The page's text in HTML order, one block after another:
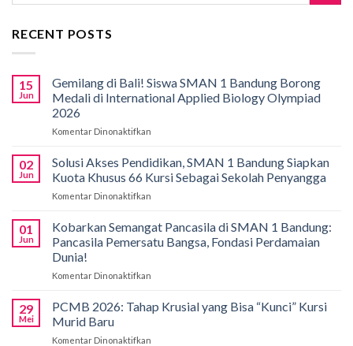
RECENT POSTS
15
Jun
Gemilang di Bali! Siswa SMAN 1 Bandung Borong
Medali di International Applied Biology Olympiad
2026
Komentar Dinonaktifkan
di
Bali!
Siswa
Bandung
Borong
Biology
02
Jun
Solusi Akses Pendidikan, SMAN 1 Bandung Siapkan
Kuota Khusus 66 Kursi Sebagai Sekolah Penyangga
Komentar Dinonaktifkan
Akses
Pendidikan,
SMAN
Kuota
Khusus
01
Jun
Kobarkan Semangat Pancasila di SMAN 1 Bandung:
Pancasila Pemersatu Bangsa, Fondasi Perdamaian
Dunia!
Komentar Dinonaktifkan
Semangat
Pancasila
29
Mei
PCMB 2026: Tahap Krusial yang Bisa “Kunci” Kursi
Murid Baru
Komentar Dinonaktifkan